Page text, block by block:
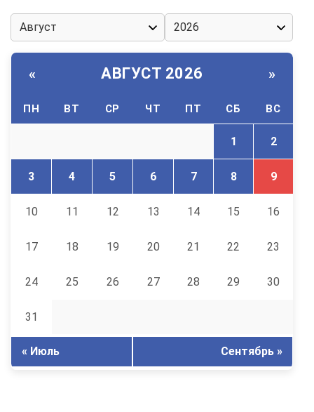
« АВГУСТ 2026 »
ПН ВТ СР ЧТ ПТ СБ ВС
1 2
3 4 5 6 7 8 9
10 11 12 13 14 15 16
17 18 19 20 21 22 23
24 25 26 27 28 29 30
31
« Июль Сентябрь »